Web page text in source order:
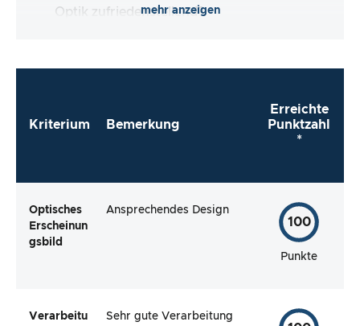
Optik zufriedenstellend?
mehr anzeigen
Kriterium Bemerkung
Erreichte
Punktzahl
*
Optisches
Erscheinun
gsbild
Ansprechendes Design
100
Punkte
Verarbeitu
Sehr gute Verarbeitung